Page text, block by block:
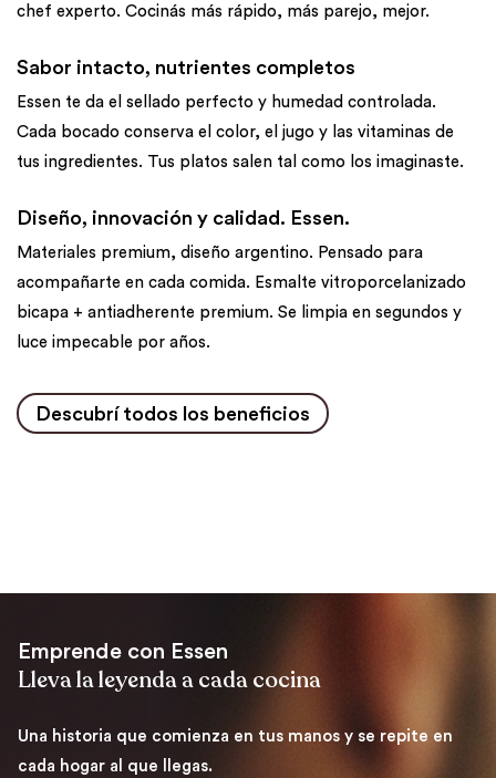
chef experto. Cocinás más rápido, más parejo, mejor.
Sabor intacto, nutrientes completos
Essen te da el sellado perfecto y humedad controlada.
Cada bocado conserva el color, el jugo y las vitaminas de
tus ingredientes. Tus platos salen tal como los imaginaste.
Diseño, innovación y calidad. Essen.
Materiales premium, diseño argentino. Pensado para
acompañarte en cada comida. Esmalte vitroporcelanizado
bicapa + antiadherente premium. Se limpia en segundos y
luce impecable por años.
Descubrí todos los beneficios
Emprende con Essen
Lleva la leyenda a cada cocina
Una historia que comienza en tus manos y se repite en
cada hogar al que llegas.